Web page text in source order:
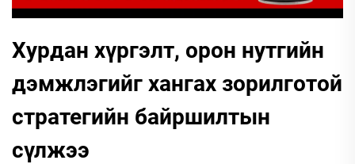
Хурдан хүргэлт, орон нутгийн
дэмжлэгийг хангах зорилготой
стратегийн байршилтын
сүлжээ